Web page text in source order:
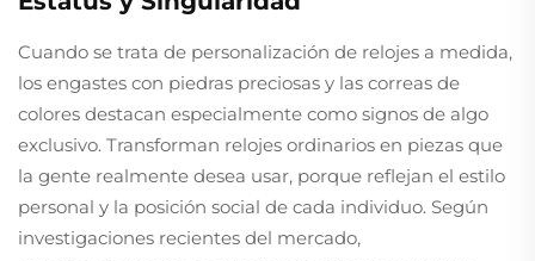
Cuando se trata de personalización de relojes a medida,
los engastes con piedras preciosas y las correas de
colores destacan especialmente como signos de algo
exclusivo. Transforman relojes ordinarios en piezas que
la gente realmente desea usar, porque reflejan el estilo
personal y la posición social de cada individuo. Según
investigaciones recientes del mercado,